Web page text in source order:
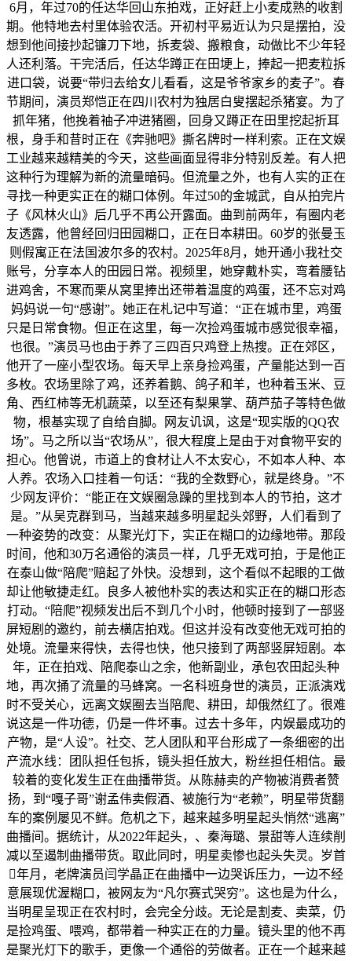
6月，年过70的任达华回山东拍戏，正好赶上小麦成熟的收割
期。他特地去村里体验农活。开初村平易近认为只是摆拍，没
想到他间接抄起镰刀下地，拆麦袋、搬粮食，动做比不少年轻
人还利落。干完活后，任达华蹲正在田埂上，捧起一把麦粒拆
进口袋，说要“带归去给女儿看看，这是爷爷家乡的麦子”。春
节期间，演员郑恺正在四川农村为独居白叟摆起杀猪宴。为了
抓年猪，他挽着袖子冲进猪圈，回身又蹲正在田里挖起折耳
根，身手和昔时正在《奔驰吧》撕名牌时一样利索。正在文娱
工业越来越精美的今天，这些画面显得非分特别反差。有人把
这种行为理解为新的流量暗码。但流量之外，也有人实的正在
寻找一种更实正在的糊口体例。年过50的金城武，自从拍完片
子《风林火山》后几乎不再公开露面。曲到前两年，有圈内老
友透露，他曾经回归田园糊口，正在日本耕田。60岁的张曼玉
则假寓正在法国波尔多的农村。2025年8月，她开通小我社交
账号，分享本人的田园日常。视频里，她穿戴朴实，弯着腰钻
进鸡舍，不寒而栗从窝里捧出还带着温度的鸡蛋，还不忘对鸡
妈妈说一句“感谢”。她正在札记中写道：“正在城市里，鸡蛋
只是日常食物。但正在这里，每一次捡鸡蛋城市感觉很幸福，
也很。”演员马也由于养了三四百只鸡登上热搜。正在郊区，
他开了一座小型农场。每天早上亲身捡鸡蛋，产量能达到一百
多枚。农场里除了鸡，还养着鹅、鸽子和羊，也种着玉米、豆
角、西红柿等无机蔬菜，以至还有梨果掌、葫芦茄子等特色做
物，根基实现了自给自脚。网友讥讽，这是“现实版的QQ农
场”。马之所以当“农场从”，很大程度上是由于对食物平安的
担心。他曾说，市道上的食材让人不太安心，不如本人种、本
人养。农场入口挂着一句话：“我的全数野心，就是终身。”不
少网友评价：“能正在文娱圈急躁的里找到本人的节拍，这才
是。”从吴克群到马，当越来越多明星起头郊野，人们看到了
一种姿势的改变：从聚光灯下，实正在糊口的边缘地带。那段
时间，他和30万名通俗的演员一样，几乎无戏可拍，于是他正
在泰山做“陪爬”赔起了外快。没想到，这个看似不起眼的工做
却让他敏捷走红。良多人被他朴实的表达和实正在的糊口形态
打动。“陪爬”视频发出后不到几个小时，他顿时接到了一部竖
屏短剧的邀约，前去横店拍戏。但这并没有改变他无戏可拍的
处境。流量来得快，去得也快，他只接到了两部竖屏短剧。本
年，正在拍戏、陪爬泰山之余，他新副业，承包农田起头种
地，再次捅了流量的马蜂窝。一名科班身世的演员，正派演戏
时不受关心，远离文娱圈去当陪爬、耕田，却俄然红了。很难
说这是一件功德，仍是一件坏事。过去十多年，内娱最成功的
产物，是“人设”。社交、艺人团队和平台形成了一条细密的出
产流水线：团队担任包拆，镜头担任放大，粉丝担任相信。最
较着的变化发生正在曲播带货。从陈赫卖的产物被消费者赞
扬，到“嘎子哥”谢孟伟卖假酒、被施行为“老赖”，明星带货翻
车的案例屡见不鲜。危机之下，越来越多明星起头悄然“逃离”
曲播间。据统计，从2022年起头，、秦海璐、景甜等人连续削
减以至遏制曲播带货。取此同时，明星卖惨也起头失灵。岁首
年月，老牌演员闫学晶正在曲播中一边哭诉压力，一边不经
意展现优渥糊口，被网友为“凡尔赛式哭穷”。这也是为什么，
当明星呈现正在农村时，会完全分歧。无论是割麦、卖菜，仍
是捡鸡蛋、喂鸡，都带着一种实正在的力量。镜头里的他不再
是聚光灯下的歌手，更像一个通俗的劳做者。正在一个越来越